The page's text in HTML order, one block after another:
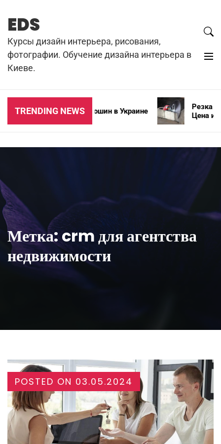
content
EDS
Курсы дизайн интерьера, рисования,
фотографии. Обучение дизайна интерьера в
Киеве.
TRENDING NEWS
Типы зимних автошин в Украине
Резка
Цена и
Метка:crm для агентства
недвижимости
POSTED ON 03.05.2024